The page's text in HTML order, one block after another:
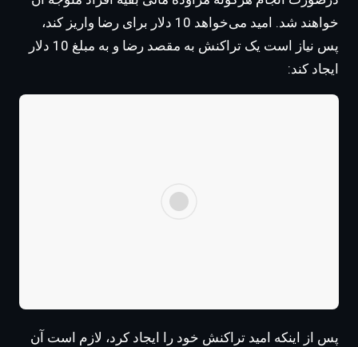
خواهند شد. امید می‌خواهد 10 دلار برای رضا واریز کند،
پس نیاز است یک تراکنش به مقصد رضا و به مبلغ 10 دلار
ایجاد کند:
پس از اینکه امید تراکنش خود را ایجاد کرد، لازم است آن